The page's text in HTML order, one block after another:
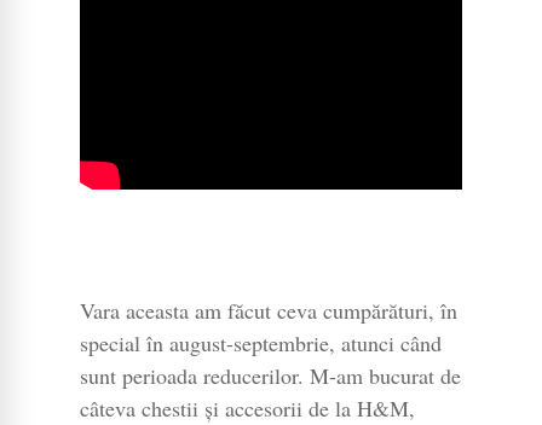
Vara aceasta am făcut ceva cumpărături, în
special în august-septembrie, atunci când
sunt perioada reducerilor. M-am bucurat de
câteva chestii și accesorii de la H&M,